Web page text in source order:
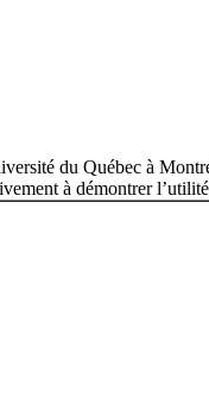
du Québec à
à démontrer